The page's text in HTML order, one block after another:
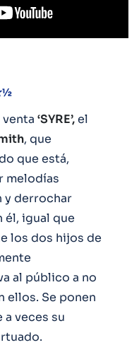
venta ‘SYRE’,el
, que
que está,
melodías
y derrochar
él, igual que
los dos hijos de
al público a no
ellos. Se ponen
veces su